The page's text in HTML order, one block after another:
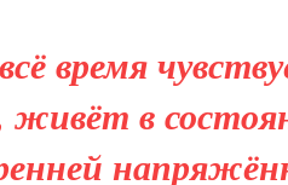
время
живёт в